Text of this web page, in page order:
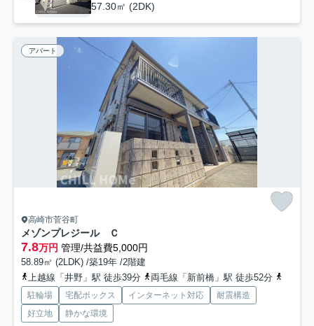
57.30㎡ (2DK)
アパート
高崎市菅谷町
メゾンプレジール Ｃ
7.8万円 管理/共益費5,000円
58.89㎡ (2LDK) /築19年 /2階建
上越線「井野」駅 徒歩39分
両毛線「新前橋」駅 徒歩52分
駐輪場 宅配ボックス インターネット対応
耐震構造
好立地
静かな環境